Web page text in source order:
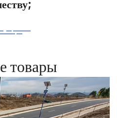
товары